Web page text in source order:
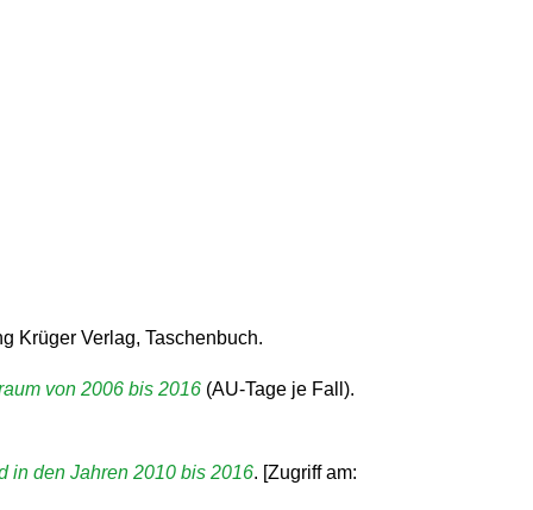
Krüger Verlag, Taschenbuch.
von 2006 bis 2016 (AU-Tage je Fall).
in den Jahren 2010 bis 2016. [Zugriff am: